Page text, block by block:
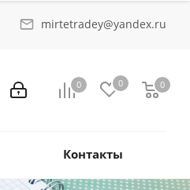
mirtetradey@yandex.ru
0 0 0
Контакты